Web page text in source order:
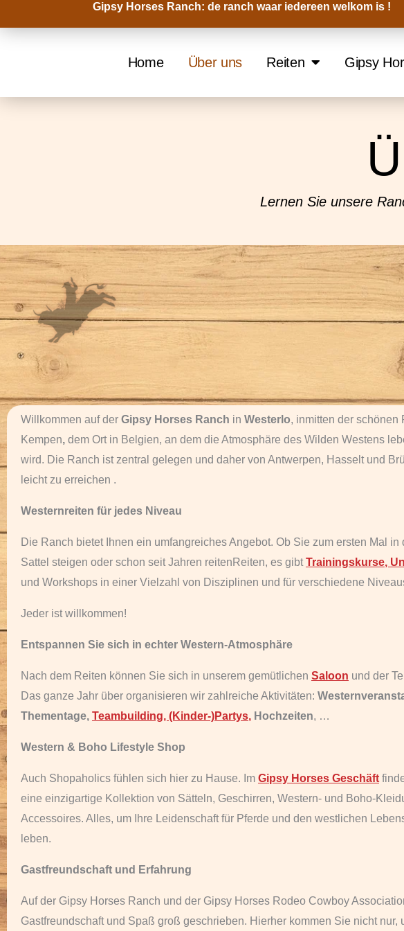
Inhalt
Gipsy Horses Ranch: de ranch waar iedereen welkom is !
Home Über uns Reiten Gipsy
Lernen Sie unsere
Willkommen auf der Gipsy Horses Ranch in Westerlo, inmitten der schönen
Kempen, dem Ort in Belgien, an dem die Atmosphäre des Wilden Westens
wird. Die Ranch ist zentral gelegen und daher von Antwerpen, Hasseltund
leicht zu erreichen .
Westernreiten für jedes Niveau
Die Ranch bietetIhnen ein umfangreiches Angebot. Ob Sie zum ersten Mal in
Sattel steigen oder schon seit Jahren reiten Reiten, es gibtTrainingskurse,
und Workshops in einer Vielzahl von Disziplinen und für verschiedene
Jeder ist willkommen!
Entspannen Sie sich in echter Western-Atmosphäre
Nach dem Reiten können Sie sich in unserem gemütlichen Saloon und der
Das ganze Jahr über organisieren wir zahlreiche Aktivitäten:
Thementage, Teambuilding, (Kinder-)Partys, Hochzeiten, …
Western & Boho Lifestyle Shop
Auch Shopaholics fühlen sich hier zu Hause. Im Gipsy Horses Geschäft
eine einzigartige Kollektion von Sätteln, Geschirren, Western- und Boho-
Accessoires. Alles, um Ihre Leidenschaft für Pferde und den westlichen
leben.
Gastfreundschaft und Erfahrung
Auf der Gipsy Horses Ranch und der Gipsy Horses Rodeo Cowboy
Gastfreundschaft und Spaß groß geschrieben. Hierher kommen Sie nicht nur,